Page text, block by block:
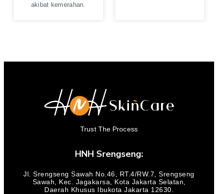
akibat kemerahan.
Trust The Process
HNH Srengseng:
Jl. Srengseng Sawah No.46, RT.4/RW.7, Srengseng
Sawah, Kec. Jagakarsa, Kota Jakarta Selatan,
Daerah Khusus Ibukota Jakarta 12630.